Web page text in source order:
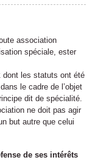
association
spéciale, ester
dont les statuts ont été
le cadre de l’objet
dit de spécialité.
ne doit pas agir
but autre que celui
de ses intérêts